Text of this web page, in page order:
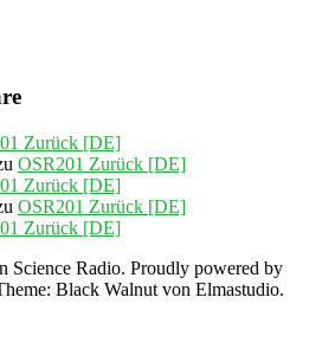
Zurück [DE]
OSR201 Zurück [DE]
Zurück [DE]
OSR201 Zurück [DE]
Zurück [DE]
Science Radio. Proudly powered by
Black Walnut von Elmastudio.